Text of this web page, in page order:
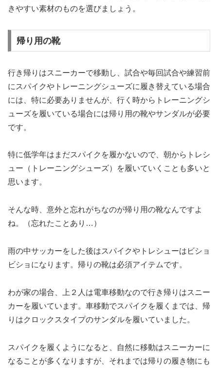
きやすい素材のものを選びましょう。
帰り用の靴
行き帰りはスニーカーで移動し、試合や毎回試合や練習前
にスパイクやトレーニングシューズに履き替えている場合
には、特に必要ありませんが、行く時からトレーニングシ
ューズを履いている場合には帰り用の靴やサンダルが必要
です。
特に低学年はまだスパイクを履かないので、朝からトレシ
ュー（トレーニングシューズ）を履いていくことも多いと
思います。
そんな時、意外と忘れがちなのが帰り用の靴なんですよ
ね。（忘れたことあり…）
雨の中サッカーをした後はスパイクやトレシューはビショ
ビショになります。帰りの靴は必須アイテムです。
わが家の場合、上２人は電車移動なので行き帰りはスニー
カーを履いています。車移動でスパイクを履くまでは、帰
りはクロックスタイプのサンダルを履いていました。
スパイクを履くようになると、自然に移動はスニーカーに
なることが多くなりますが、それまでは帰りの履き物にも